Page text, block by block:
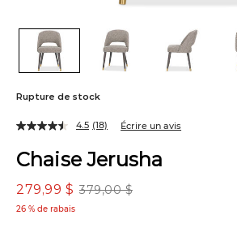
Rupture de stock
Chaise Jerusha
379,00 $
279,99 $
26 % de rabais
4.5 (18) Écrire un avis